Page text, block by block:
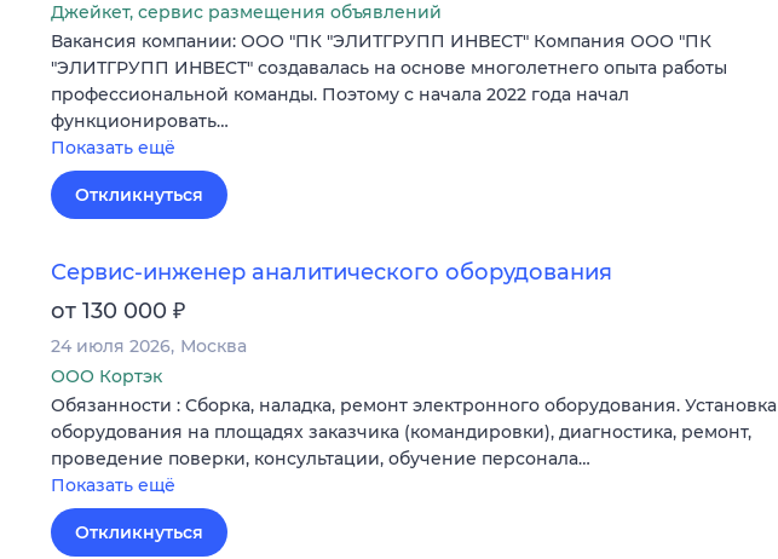
Гороскопы
Джейкет, сервис размещения объявлений
Вакансия компании: ООО "ПК "ЭЛИТГРУПП ИНВЕСТ" Компания ООО "ПК
"ЭЛИТГРУПП ИНВЕСТ" создавалась на основе многолетнего опыта работы
профессиональной команды. Поэтому с начала 2022 года начал
функционировать…
Показать ещё
Откликнуться
Сервис-инженер аналитического оборудования
от 130 000 ₽
24 июля 2026 Москва
ООО Кортэк
Обязанности : Сборка, наладка, ремонт электронного оборудования. Установка
оборудования на площадях заказчика (командировки), диагностика, ремонт,
проведение поверки, консультации, обучение персонала…
Показать ещё
Откликнуться